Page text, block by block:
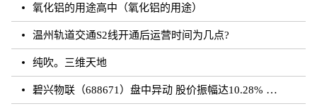
氧化铝的用途高中（氧化铝的用途）
温州轨道交通S2线开通后运营时间为几点?
纯吹。三维天地
碧兴物联（688671）盘中异动 股价振幅达10.28% 跌7.03% 报55.2元（08-23）